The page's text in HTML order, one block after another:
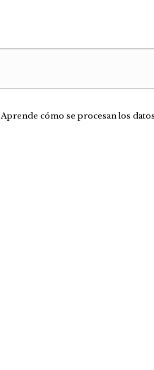
Aprende cómo se procesan los